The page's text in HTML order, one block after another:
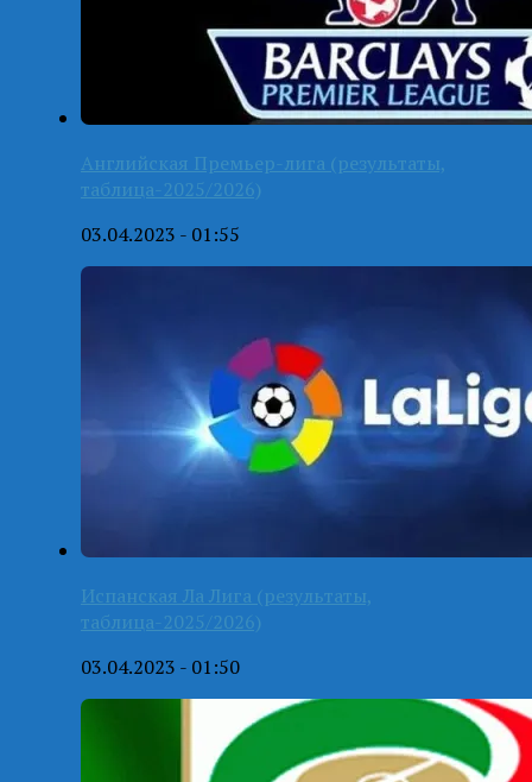
Английская Премьер-лига (результаты,
таблица-2025/2026)
03.04.2023 - 01:55
Испанская Ла Лига (результаты,
таблица-2025/2026)
03.04.2023 - 01:50